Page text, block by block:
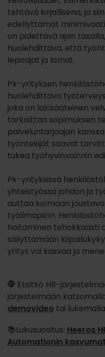
tehtävä kirjallisena, ja
edellyttämät
on pidettävä ajan
huolehdittava, että
lepoajat ja lomat.
Pk-yrityksen
huolehdittava
joka on lakisääteinen
tarkoittaa sopimuksen
palveluntarjoajan
työntekijät saavat
tukea työhyvinvoinnin
Pk-yrityksissä
yhteistyössä johdon ja
auttaa luomaan
työilmapiirin.
hoitaminen
säilyttämään
yritys voi kasvaa ja
🕵️ Etsitkö HR-
järjestelmään
demovideo tai
📚Lukusuositus: Heeros
Automationin